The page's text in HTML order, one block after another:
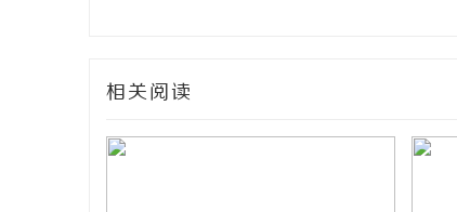
相关阅读